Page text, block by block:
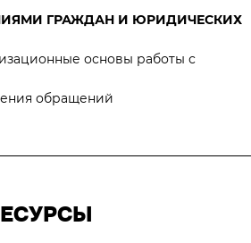
ГРАЖДАН И ЮРИДИЧЕСКИХ
основы работы с
обращений